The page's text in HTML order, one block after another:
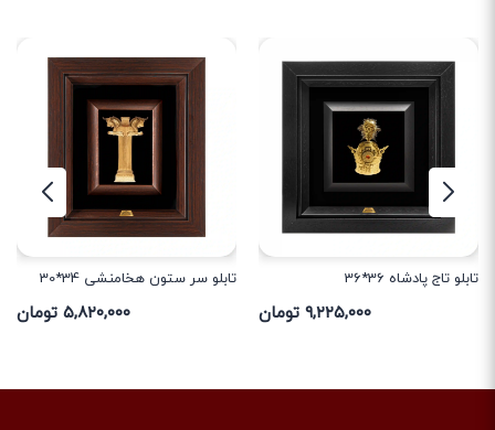
تابلو تاج پادشاه 36*36
۹,۲۲۵,۰۰۰ تومان
تابلو سر ستون هخامنشی 34*30
۵,۸۲۰,۰۰۰ تومان